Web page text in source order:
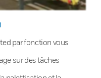
par fonction vous
sur des tâches